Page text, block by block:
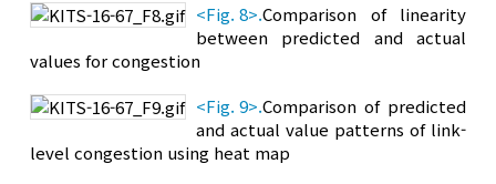
<Fig. 8>.Comparison of linearity
between predicted and actual
values for congestion
<Fig. 9>.Comparison of predicted
and actual value patterns of link-
level congestion using heat map